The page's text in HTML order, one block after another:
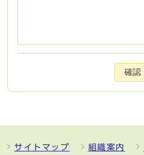
確認
サイトマップ 組織案内